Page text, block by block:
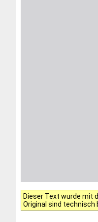
Dieser Text wurde mit
Original sind technisch